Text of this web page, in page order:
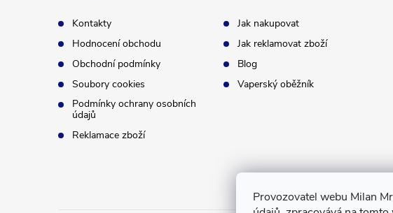
Provozovatel webu Milan
Kontakty
Hodnocení obchodu
Obchodní podmínky
Soubory cookies
Podmínky ochrany osobních
údajů
Reklamace zboží
Jak nakupovat
Jak reklamovat zboží
Blog
Vaperský oběžník